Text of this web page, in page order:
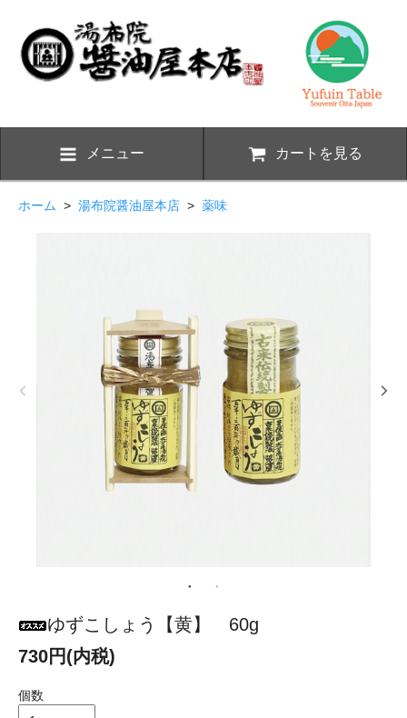
メニュー カートを見る
ホーム > 湯布院醤油屋本店 > 薬味
ゆずこしょう【黄】 60g
730円(内税)
個数